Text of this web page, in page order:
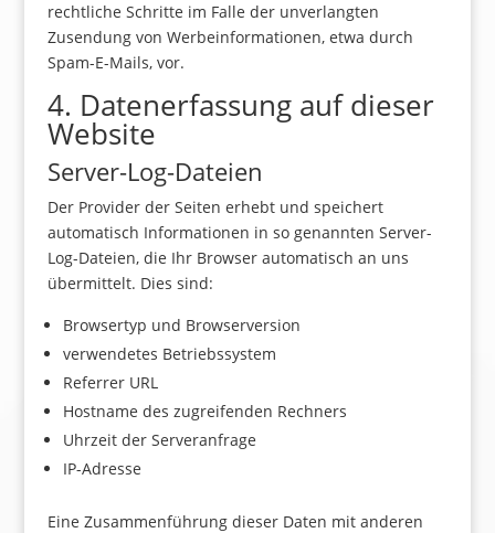
rechtliche Schritte im Falle der unverlangten
Zusendung von Werbeinformationen, etwa durch
Spam-E-Mails, vor.
4. Datenerfassung auf dieser
Website
Server-Log-Dateien
Der Provider der Seiten erhebt und speichert
automatisch Informationen in so genannten Server-
Log-Dateien, die Ihr Browser automatisch an uns
übermittelt. Dies sind:
Browsertyp und Browserversion
verwendetes Betriebssystem
Referrer URL
Hostname des zugreifenden Rechners
Uhrzeit der Serveranfrage
IP-Adresse
Eine Zusammenführung dieser Daten mit anderen